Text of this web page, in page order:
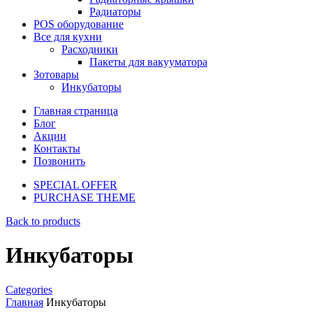
Радиаторы
POS оборудование
Все для кухни
Расходники
Пакеты для вакууматора
Зотовары
Инкубаторы
Главная страница
Блог
Акции
Контакты
Позвонить
SPECIAL OFFER
PURCHASE THEME
Back to products
Инкубаторы
Categories
Главная Инкубаторы